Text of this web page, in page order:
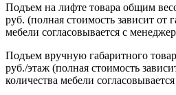
Подъем на лифте товара общим
руб. (полная стоимость зависит от
мебели согласовывается с
Подъем вручную габаритного
руб./этаж (полная стоимость
количества мебели